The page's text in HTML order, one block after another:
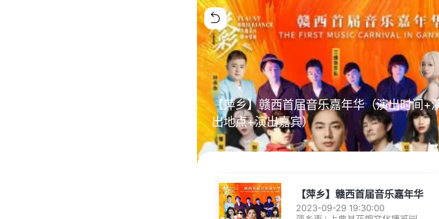
【萍乡】赣西首届音乐嘉年华（演出时间+
出地点+演出嘉宾）
【萍乡】赣西首届音乐嘉年华
2023-09-29 19:30:00